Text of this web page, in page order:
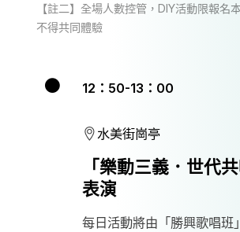
【註二】全場人數控管，DIY活動限報名
不得共同體驗
12：50-13：00
水美街崗亭
「樂動三義．世代
表演
每日活動將由「勝興歌唱班